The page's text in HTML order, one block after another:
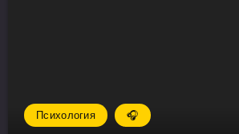
Психология 🎧